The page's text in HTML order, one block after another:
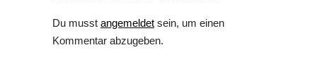
Du musst angemeldet sein, um einen
Kommentar abzugeben.